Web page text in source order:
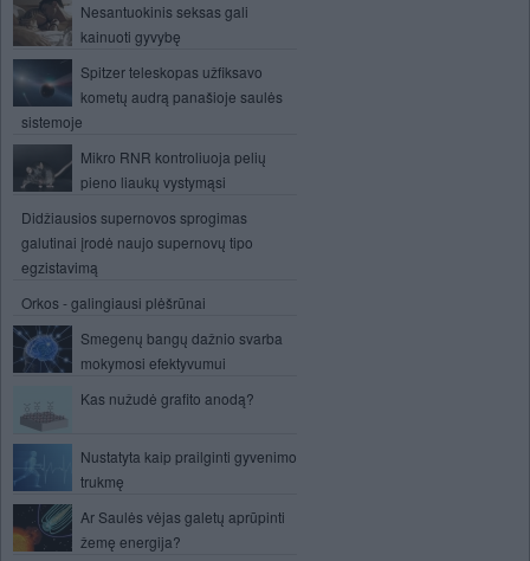
Nesantuokinis seksas gali
kainuoti gyvybę
Spitzer teleskopas užfiksavo
kometų audrą panašioje saulės
sistemoje
Mikro RNR kontroliuoja pelių
pieno liaukų vystymąsi
Didžiausios supernovos sprogimas
galutinai įrodė naujo supernovų tipo
egzistavimą
Orkos - galingiausi plėšrūnai
Smegenų bangų dažnio svarba
mokymosi efektyvumui
Kas nužudė grafito anodą?
Nustatyta kaip prailginti gyvenimo
trukmę
Ar Saulės vėjas galetų aprūpinti
žemę energija?